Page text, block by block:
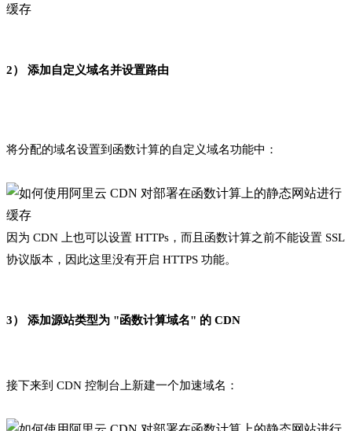
2） 添加自定义域名并设置路由
将分配的域名设置到函数计算的自定义域名功能中：
因为 CDN 上也可以设置 HTTPs，而且函数计算之前不能设置 SSL
协议版本，因此这里没有开启 HTTPS 功能。
3） 添加源站类型为 "函数计算域名" 的 CDN
接下来到 CDN 控制台上新建一个加速域名：